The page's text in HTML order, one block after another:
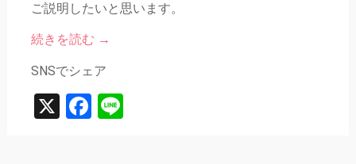
ご説明したいと思います。
続きを読む →
SNSでシェア
X Facebook
Line